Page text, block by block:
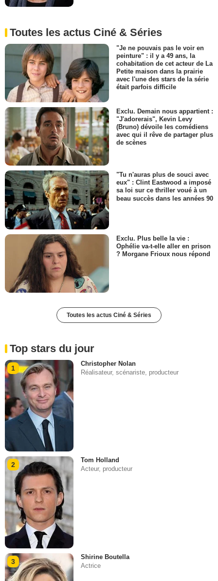
Toutes les actus Ciné & Séries
"Je ne pouvais pas le voir en
peinture" : il y a 49 ans, la
cohabitation de cet acteur de La
Petite maison dans la prairie
avec l'une des stars de la série
était parfois difficile
Exclu. Demain nous appartient :
"J'adorerais", Kevin Levy
(Bruno) dévoile les comédiens
avec qui il rêve de partager plus
de scènes
"Tu n'auras plus de souci avec
eux" : Clint Eastwood a imposé
sa loi sur ce thriller voué à un
beau succès dans les années 90
Exclu. Plus belle la vie :
Ophélie va-t-elle aller en prison
? Morgane Frioux nous répond
Toutes les actus Ciné & Séries
Top stars du jour
1
Christopher Nolan
Réalisateur, scénariste, producteur
2
Tom Holland
Acteur, producteur
3
Shirine Boutella
Actrice